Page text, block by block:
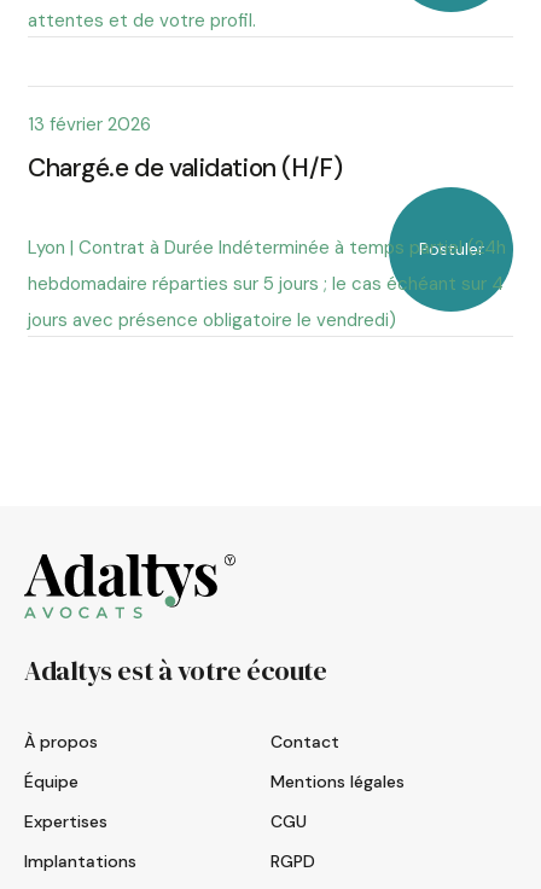
attentes et de votre profil.
13 février 2026
Chargé.e de validation (H/F)
Postuler
Lyon | Contrat à Durée Indéterminée à temps partiel (24h
hebdomadaire réparties sur 5 jours ; le cas échéant sur 4
jours avec présence obligatoire le vendredi)
Adaltys est à votre écoute
À propos
Équipe
Expertises
Implantations
Contact
Mentions légales
CGU
RGPD